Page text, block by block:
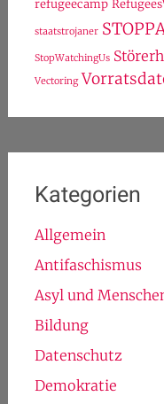
refugeecamp
staatstrojaner
StopWatchingUs
Vectoring
Kategorien
Allgemein
Antifaschismus
Asyl und
Bildung
Datenschutz
Demokratie